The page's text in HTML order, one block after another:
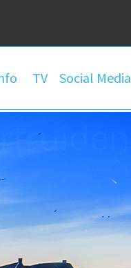
TV Social Media